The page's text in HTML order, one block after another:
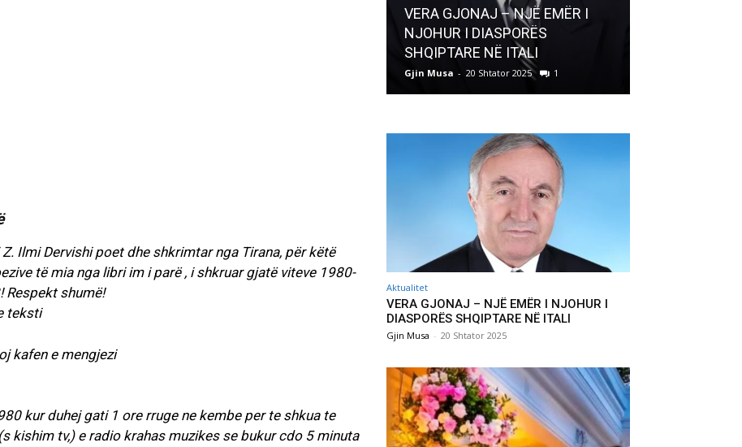
Ilmi Dervishi poet dhe shkrimtar nga Tirana, për këtë
të mia nga libri im i parë , i shkruar gjatë viteve 1980-
Respekt shumë!
kafen e mengjezi
kur duhej gati 1 ore rruge ne kembe per te shkua te
kishim tv,) e radio krahas muzikes se bukur cdo 5 minuta
VERA GJONAJ – NJË EMËR I
NJOHUR I DIASPORËS
SHQIPTARE NË ITALI
Gjin Musa - 20 Shtator 2025 1
Aktualitet
VERA GJONAJ – NJË EMËR I NJOHUR I
DIASPORËS SHQIPTARE NË ITALI
Gjin Musa - 20 Shtator 2025